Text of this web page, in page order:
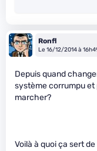
Ronfl
Le 16/12/2014 à
Depuis quand
système corrumpu
marcher?
Voilà à quoi ça sert